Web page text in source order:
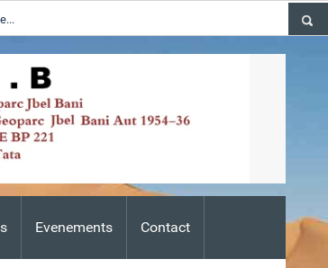
Evenements Contact
Tata : l’ANDZOA lance une campagne de prevention des feux